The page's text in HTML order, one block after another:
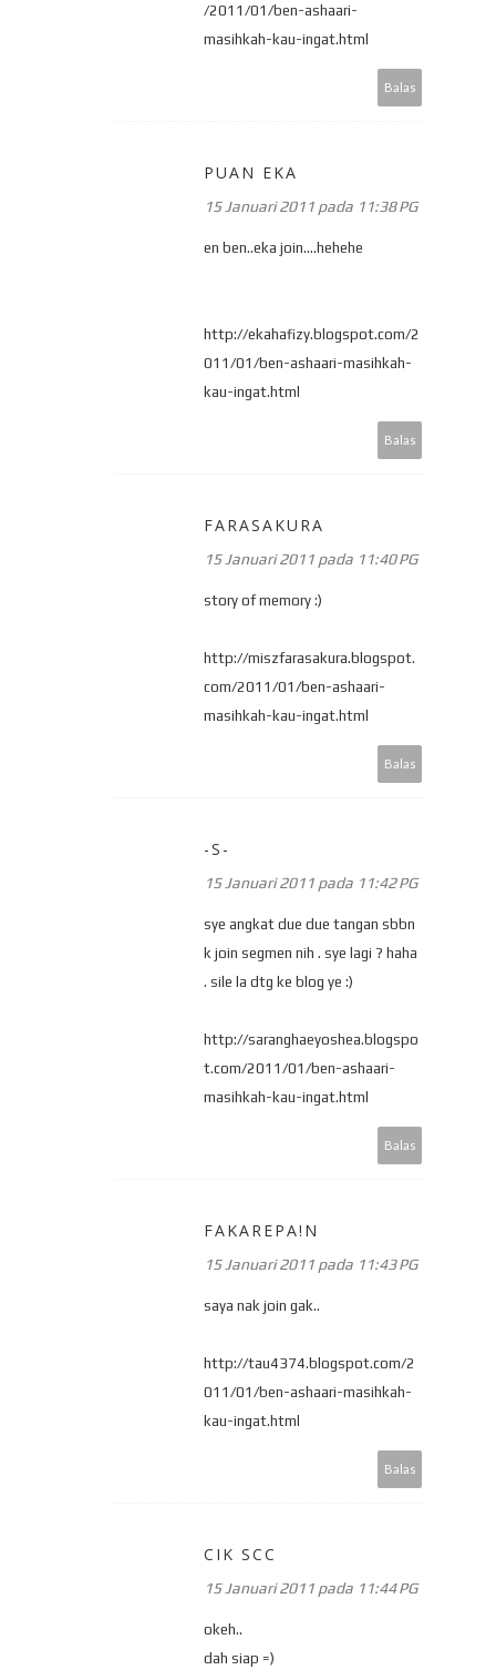
/2011/01/ben-ashaari-
masihkah-kau-ingat.html
Balas
PUAN EKA
15 Januari 2011 pada 11:38 PG
en ben..eka join....hehehe
http://ekahafizy.blogspot.com/2
011/01/ben-ashaari-masihkah-
kau-ingat.html
Balas
FARASAKURA
15 Januari 2011 pada 11:40 PG
story of memory :)
http://miszfarasakura.blogspot.
com/2011/01/ben-ashaari-
masihkah-kau-ingat.html
Balas
-S-
15 Januari 2011 pada 11:42 PG
sye angkat due due tangan sbbn
k join segmen nih . sye lagi ? haha
. sile la dtg ke blog ye :)
http://saranghaeyoshea.blogspo
t.com/2011/01/ben-ashaari-
masihkah-kau-ingat.html
Balas
FAKAREPA!N
15 Januari 2011 pada 11:43 PG
saya nak join gak..
http://tau4374.blogspot.com/2
011/01/ben-ashaari-masihkah-
kau-ingat.html
Balas
CIK SCC
15 Januari 2011 pada 11:44 PG
okeh..
dah siap =)